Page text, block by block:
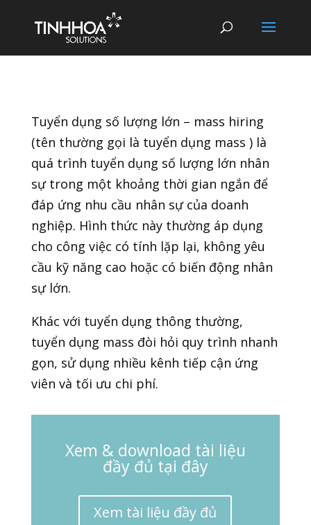
Tuyển dụng số lượng lớn – mass hiring
(tên thường gọi là tuyển dụng mass ) là
quá trình tuyển dụng số lượng lớn nhân
sự trong một khoảng thời gian ngắn để
đáp ứng nhu cầu nhân sự của doanh
nghiệp. Hình thức này thường áp dụng
cho công việc có tính lặp lại, không yêu
cầu kỹ năng cao hoặc có biến động nhân
sự lớn.
Khác với tuyển dụng thông thường,
tuyển dụng mass đòi hỏi quy trình nhanh
gọn, sử dụng nhiều kênh tiếp cận ứng
viên và tối ưu chi phí.
Xem & download tài liệu
đầy đủ tại đây
Xem tài liệu đầy đủ